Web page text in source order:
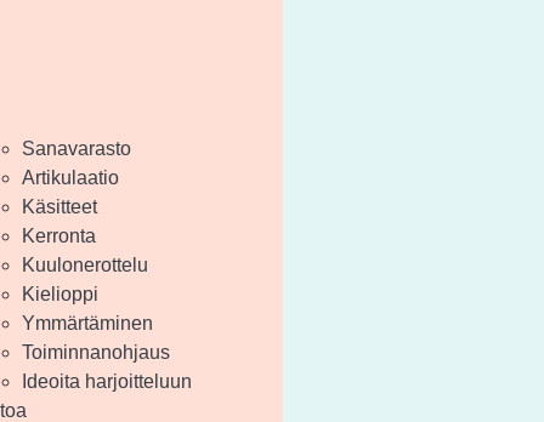
Sanavarasto
Artikulaatio
Käsitteet
Kerronta
Kuulonerottelu
Kielioppi
Ymmärtäminen
Toiminnanohjaus
Ideoita harjoitteluun